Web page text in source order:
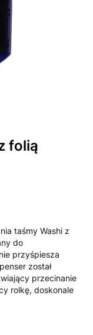
folią
taśmy Washi z
do
przyśpiesza
został
przecinanie
rolkę, doskonale